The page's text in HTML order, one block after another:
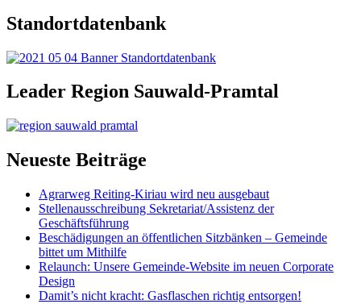
Standortdatenbank
Leader Region Sauwald-Pramtal
Neueste Beiträge
Agrarweg Reiting-Kiriau wird neu ausgebaut
Stellenausschreibung Sekretariat/Assistenz der
Geschäftsführung
Beschädigungen an öffentlichen Sitzbänken – Gemeinde
bittet um Mithilfe
Relaunch: Unsere Gemeinde-Website im neuen Corporate
Design
Damit’s nicht kracht: Gasflaschen richtig entsorgen!